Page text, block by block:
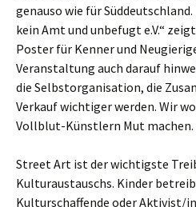
genauso wie für
kein Amt und unbefugt e.V.“
Poster für Kenner und
Veranstaltung auch darauf
die Selbstorganisation, die
Verkauf wichtiger werden. Wir
Vollblut-Künstlern Mut machen.
Street Art ist der wichtigste
Kulturaustauschs. Kinder
Kulturschaffende oder Aktivist/